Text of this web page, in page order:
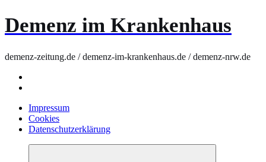
Demenz im Krankenhaus
demenz-zeitung.de / demenz-im-krankenhaus.de / demenz-nrw.de
Impressum
Cookies
Datenschutzerklärung